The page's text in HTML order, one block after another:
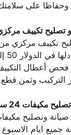
وحفاظا على
تصليح تكييف
فحص أعطال
التركيب وثمن قطع
مكيفات 24 ساعة؟
وتصليح